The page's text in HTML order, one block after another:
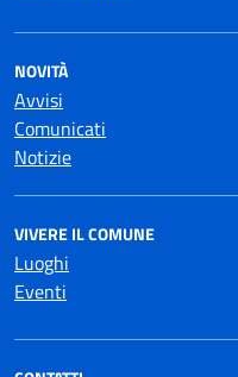
NOVITÀ
Avvisi
Comunicati
Notizie
VIVERE IL COMUNE
Luoghi
Eventi